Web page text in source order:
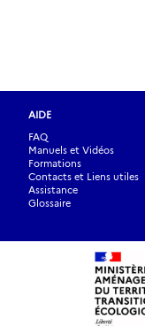
AIDE
FAQ
Manuels et Vidéos
Formations
Contacts et Liens utiles
Assistance
Glossaire